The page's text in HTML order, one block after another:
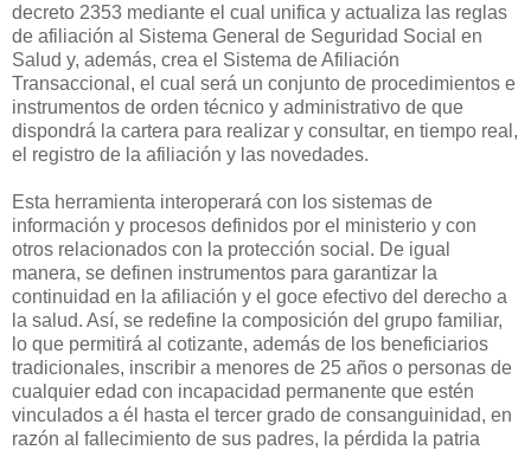
decreto 2353 mediante el cual unifica y actualiza las reglas
de afiliación al Sistema General de Seguridad Social en
Salud y, además, crea el Sistema de Afiliación
Transaccional, el cual será un conjunto de procedimientos e
instrumentos de orden técnico y administrativo de que
dispondrá la cartera para realizar y consultar, en tiempo real,
el registro de la afiliación y las novedades.
Esta herramienta interoperará con los sistemas de
información y procesos definidos por el ministerio y con
otros relacionados con la protección social. De igual
manera, se definen instrumentos para garantizar la
continuidad en la afiliación y el goce efectivo del derecho a
la salud. Así, se redefine la composición del grupo familiar,
lo que permitirá al cotizante, además de los beneficiarios
tradicionales, inscribir a menores de 25 años o personas de
cualquier edad con incapacidad permanente que estén
vinculados a él hasta el tercer grado de consanguinidad, en
razón al fallecimiento de sus padres, la pérdida la patria